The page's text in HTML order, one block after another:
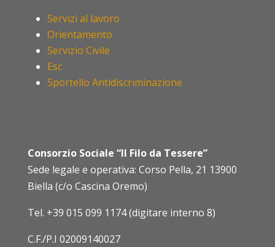
Servizi al lavoro
Orientamento
Servizio Civile
Esc
Sportello Antidiscriminazione
Consorzio Sociale “Il Filo da Tessere”
Sede legale e operativa: Corso Pella, 21 13900
Biella (c/o Cascina Oremo)
Tel. +39 015 099 1174 (digitare interno 8)
C.F./P.I 02009140027